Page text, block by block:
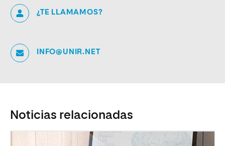
¿TE LLAMAMOS?
INFO@UNIR.NET
Noticias relacionadas